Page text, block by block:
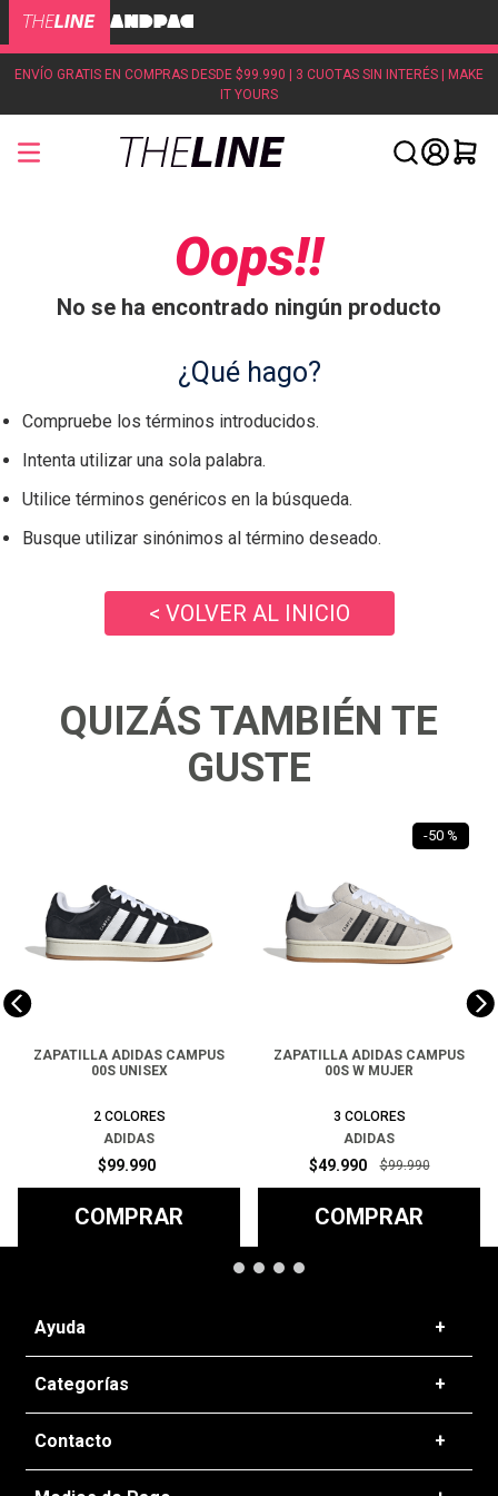
ENVÍO GRATIS EN COMPRAS DESDE $99.990 | 3 CUOTAS SIN INTERÉS | MAKE
IT YOURS
Oops!!
No se ha encontrado ningún producto
¿Qué hago?
Compruebe los términos introducidos.
Intenta utilizar una sola palabra.
Utilice términos genéricos en la búsqueda.
Busque utilizar sinónimos al término deseado.
< VOLVER AL INICIO
QUIZÁS TAMBIÉN TE
GUSTE
ZAPATILLA ADIDAS CAMPUS
00S UNISEX
2 COLORES
ADIDAS
$99.990
COMPRAR
-50 %
ZAPATILLA ADIDAS CAMPUS
00S W MUJER
3 COLORES
ADIDAS
$49.990 $99.990
COMPRAR
Ayuda +
Preguntas frecuentes
T&C - Políticas de Envío
Politicas de Devolución
Categorías +
Zapatillas
Ropa
Contacto +
+56 22 637 5016